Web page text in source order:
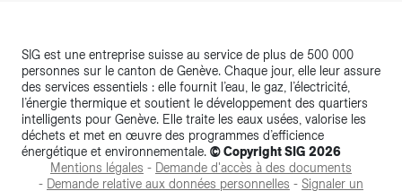
SIG est une entreprise suisse au service de plus de 500 000
personnes sur le canton de Genève. Chaque jour, elle leur assure
des services essentiels : elle fournit l’eau, le gaz, l’électricité,
l’énergie thermique et soutient le développement des quartiers
intelligents pour Genève. Elle traite les eaux usées, valorise les
déchets et met en œuvre des programmes d’efficience
énergétique et environnementale. © Copyright SIG 2026
Mentions légales - Demande d'accès à des documents
- Demande relative aux données personnelles - Signaler un